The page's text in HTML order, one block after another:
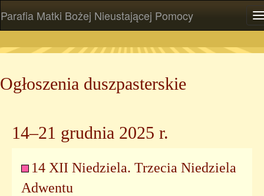
Parafia Matki Bożej Nieustającej Pomocy
Ogłoszenia duszpasterskie
14–21 grudnia 2025 r.
14 XII Niedziela. Trzecia Niedziela
Adwentu